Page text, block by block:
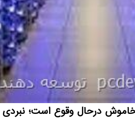
درحال وقوع است؛